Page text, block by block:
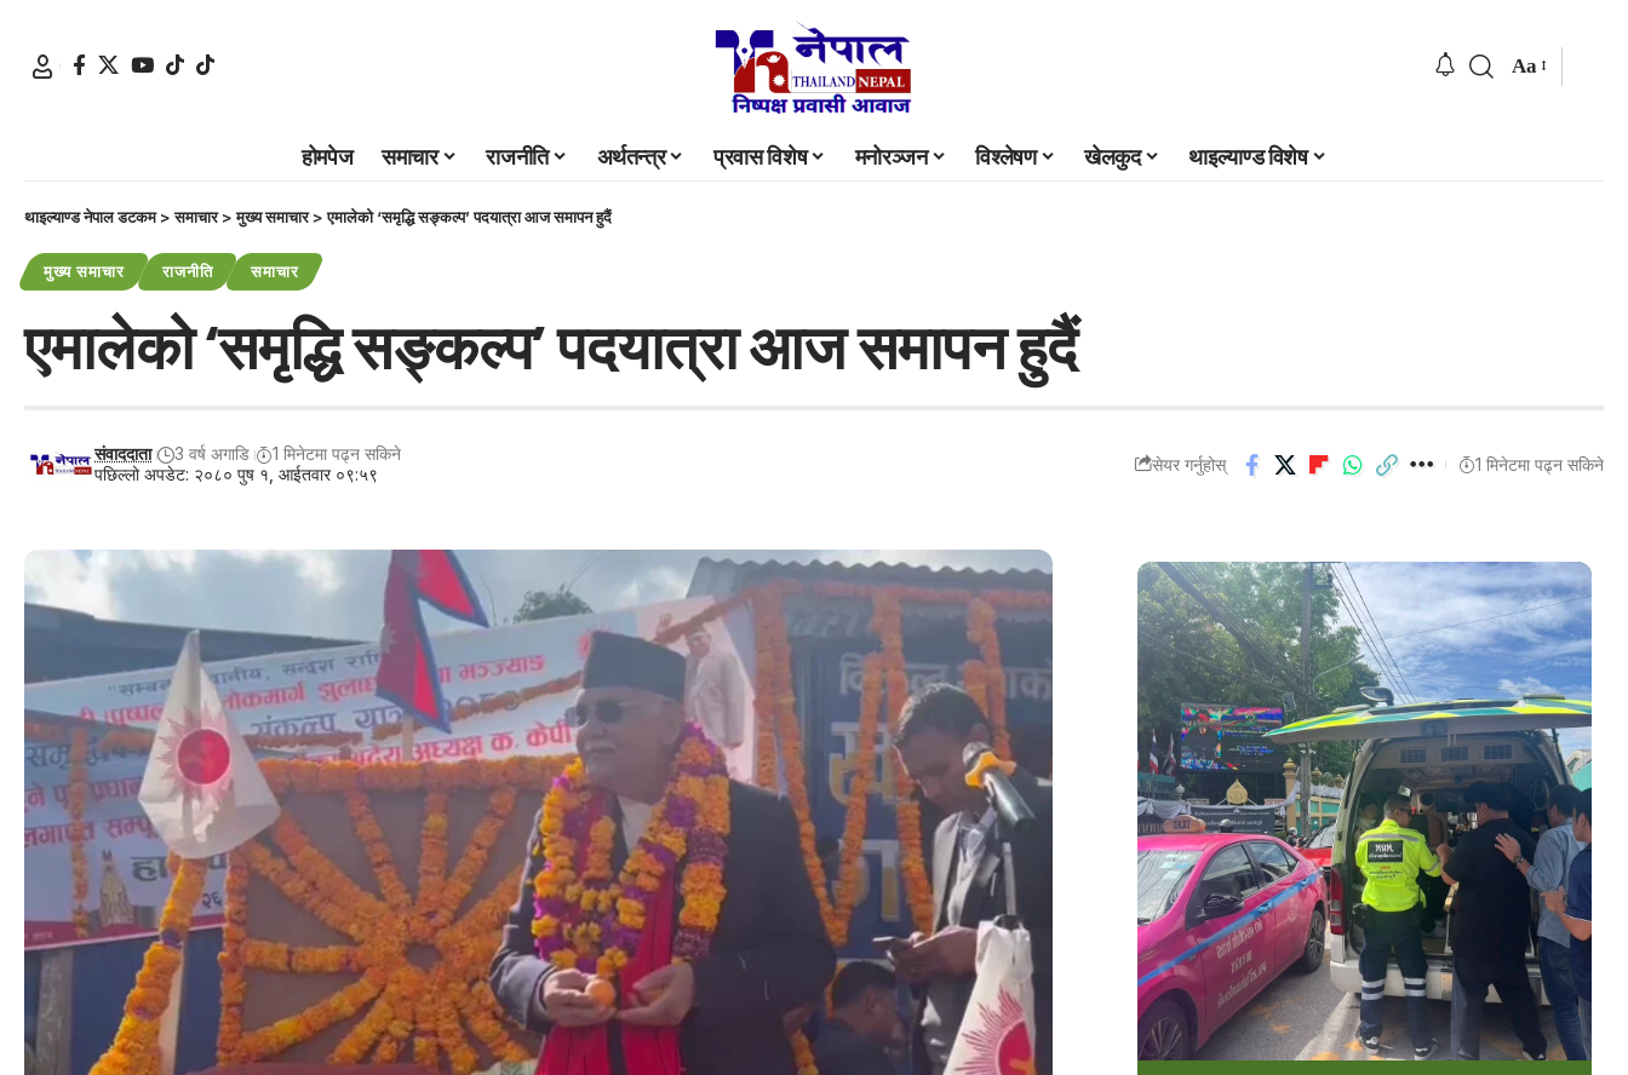
Aa
होमपेज समाचार राजनीति अर्थतन्त्र प्रवास विशेष मनोरञ्जन विश्लेषण खेलकुद थाइल्याण्ड विशेष
थाइल्याण्ड नेपाल डटकम>समाचार>मुख्य समाचार>एमालेको ‘समृद्धि सङ्कल्प’ पदयात्रा आज समापन हुदैं
मुख्य समाचार राजनीति समाचार
एमालेको ‘समृद्धि सङ्कल्प’ पदयात्रा आज समापन हुदैं
पछिल्लो अपडेट: २०८० पुष १, आईतवार ०९:५९
संवाददाता 3 वर्ष अगाडि 1 मिनेटमा पढ्न सकिने
सेयर गर्नुहोस् 1 मिनेटमा पढ्न सकिने